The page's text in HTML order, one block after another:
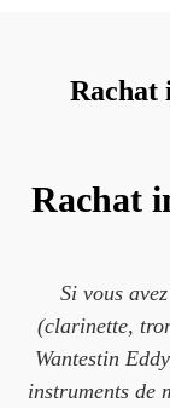
Rachat
Rachat
Si vous
(clarinette,
Wantestin
instruments de